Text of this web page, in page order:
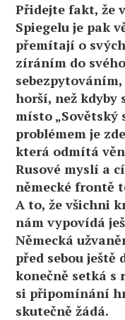
Přidejte fakt, že
Spiegelu je pak
přemítají o
zíráním do
horší, než kdyby
místo „Sovětský
problémem je
která odmítá
Rusové myslí a
německé frontě
A to, že všichni
nám vypovídá
Německá
před sebou ještě
konečně setká s
si připomínání
skutečně žádá.